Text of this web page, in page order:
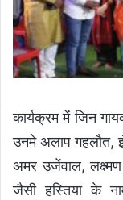
कार्यक्रम में जिन
उनमे अलाप गहलौत,
अमर उजेंवाल,
जैसी हस्तिया के